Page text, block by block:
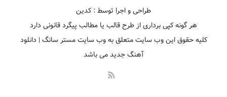
طراحی و اجرا توسط : کدین
هر گونه کپی برداری از طرح قالب یا مطالب پیگرد قانونی دارد
کلیه حقوق این وب سایت متعلق به وب سایت مستر سانگ | دانلود
آهنگ جدید می باشد